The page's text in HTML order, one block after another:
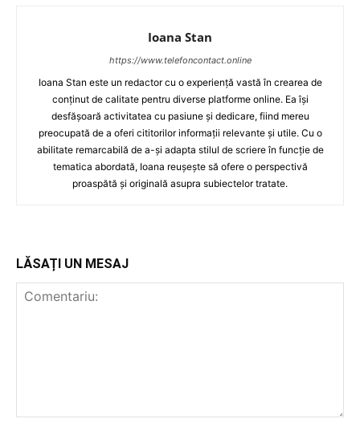
Ioana Stan
https://www.telefoncontact.online
Ioana Stan este un redactor cu o experiență vastă în crearea de
conținut de calitate pentru diverse platforme online. Ea își
desfășoară activitatea cu pasiune și dedicare, fiind mereu
preocupată de a oferi cititorilor informații relevante și utile. Cu o
abilitate remarcabilă de a-și adapta stilul de scriere în funcție de
tematica abordată, Ioana reușește să ofere o perspectivă
proaspătă și originală asupra subiectelor tratate.
LĂSAȚI UN MESAJ